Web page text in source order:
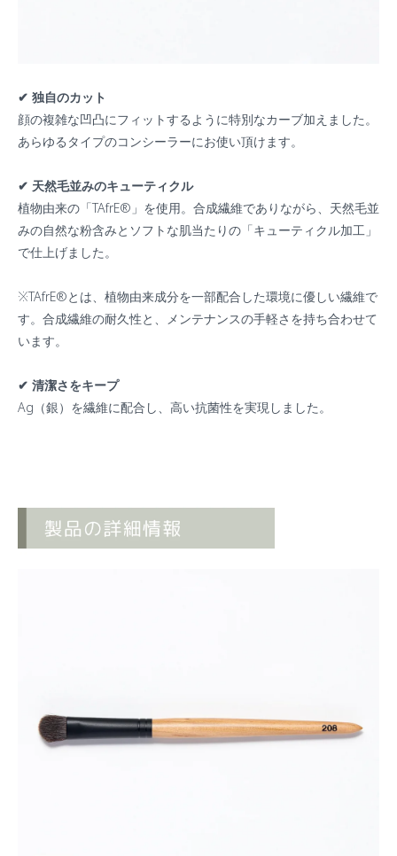
✔︎ 独自のカット
顔の複雑な凹凸にフィットするように特別なカーブ加えました。
あらゆるタイプのコンシーラーにお使い頂けます。
✔︎ 天然毛並みのキューティクル
植物由来の「TAfrE®️」を使用。合成繊維でありながら、天然毛並
みの自然な粉含みとソフトな肌当たりの「キューティクル加工」
で仕上げました。
※TAfrE®️とは、植物由来成分を一部配合した環境に優しい繊維で
す。合成繊維の耐久性と、メンテナンスの手軽さを持ち合わせて
います。
✔︎ 清潔さをキープ
Ag（銀）を繊維に配合し、高い抗菌性を実現しました。